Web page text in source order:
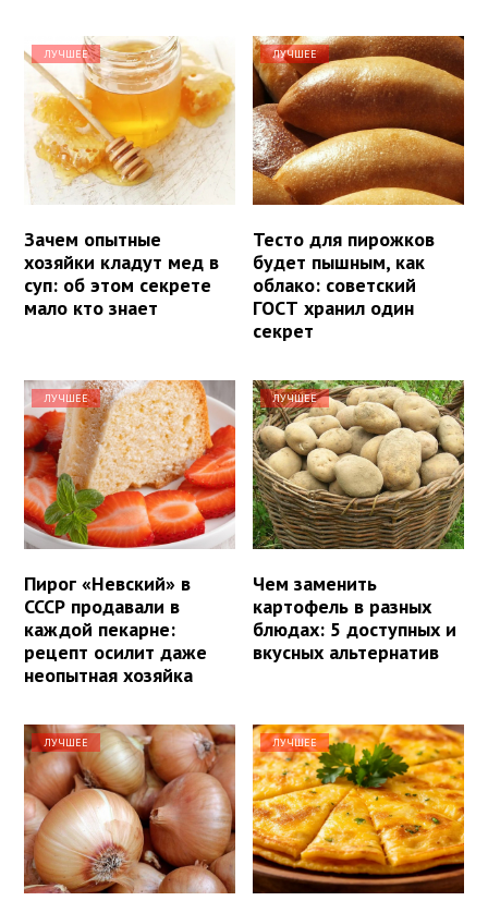
ЛУЧШЕЕ
Зачем опытные
хозяйки кладут мед в
суп: об этом секрете
мало кто знает
ЛУЧШЕЕ
Тесто для пирожков
будет пышным, как
облако: советский
ГОСТ хранил один
секрет
ЛУЧШЕЕ
Пирог «Невский» в
СССР продавали в
каждой пекарне:
рецепт осилит даже
неопытная хозяйка
ЛУЧШЕЕ
Чем заменить
картофель в разных
блюдах: 5 доступных и
вкусных альтернатив
ЛУЧШЕЕ ЛУЧШЕЕ